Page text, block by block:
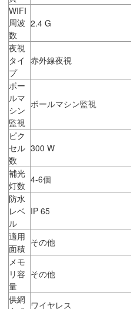
WIFI
周波
数
2.4 G
夜視
タイ
プ
赤外線夜視
ボー
ルマ
シン
監視
ボールマシン監視
ピク
セル
数
300 W
補光
灯数
4-6個
防水
レベ
ル
IP 65
適用
面積
その他
メモ
リ容
量
その他
供網 ワイヤレス